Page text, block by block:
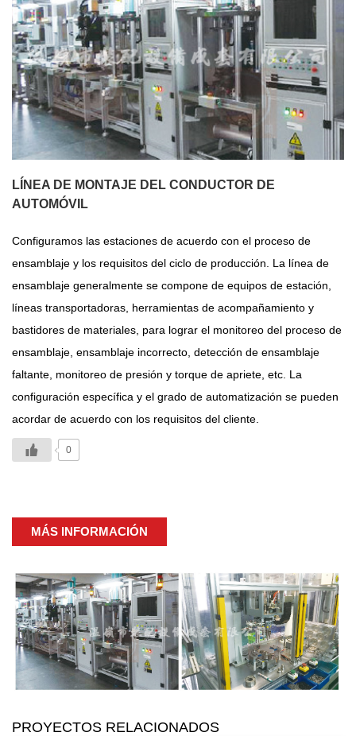
LÍNEA DE MONTAJE DEL CONDUCTOR DE
AUTOMÓVIL
Configuramos las estaciones de acuerdo con el proceso de
ensamblaje y los requisitos del ciclo de producción. La línea de
ensamblaje generalmente se compone de equipos de estación,
líneas transportadoras, herramientas de acompañamiento y
bastidores de materiales, para lograr el monitoreo del proceso de
ensamblaje, ensamblaje incorrecto, detección de ensamblaje
faltante, monitoreo de presión y torque de apriete, etc. La
configuración específica y el grado de automatización se pueden
acordar de acuerdo con los requisitos del cliente.
0
MÁS INFORMACIÓN
PROYECTOS RELACIONADOS